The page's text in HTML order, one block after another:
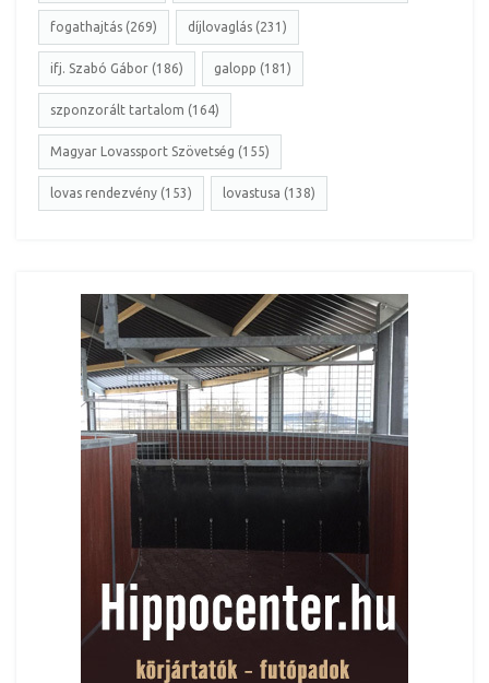
fogathajtás (269) díjlovaglás (231)
ifj. Szabó Gábor (186) galopp (181)
szponzorált tartalom (164)
Magyar Lovassport Szövetség (155)
lovas rendezvény (153) lovastusa (138)